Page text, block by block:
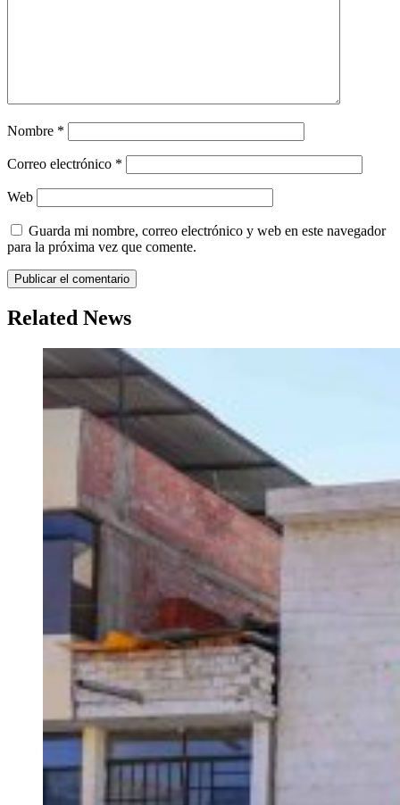
Nombre *
Correo electrónico *
Web
Guarda mi nombre, correo electrónico y web en este navegador
para la próxima vez que comente.
Related News